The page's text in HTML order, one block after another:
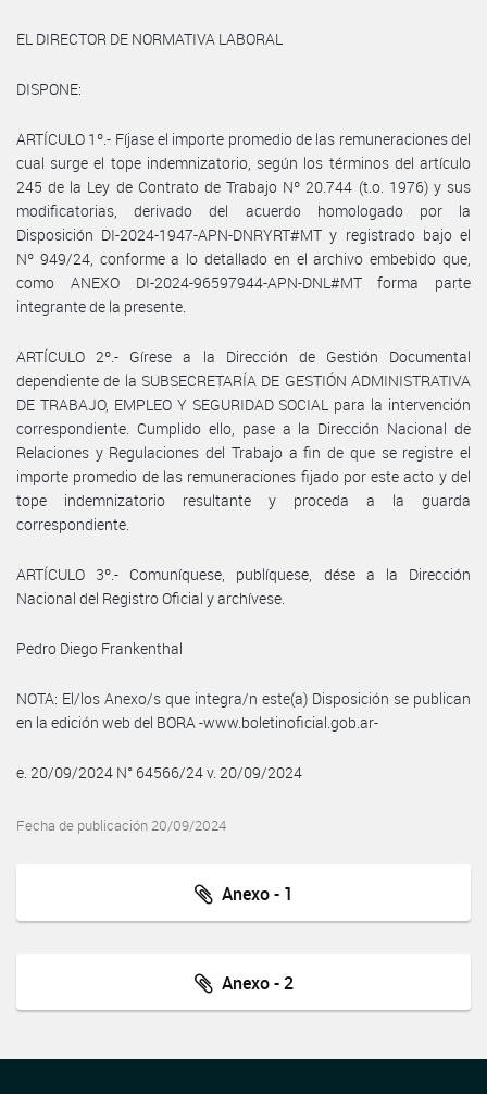
EL DIRECTOR DE NORMATIVA LABORAL
DISPONE:
ARTÍCULO 1º.- Fíjase el importe promedio de las remuneraciones del
cual surge el tope indemnizatorio, según los términos del artículo
245 de la Ley de Contrato de Trabajo Nº 20.744 (t.o. 1976) y sus
modificatorias, derivado del acuerdo homologado por la
Disposición DI-2024-1947-APN-DNRYRT#MT y registrado bajo el
Nº 949/24, conforme a lo detallado en el archivo embebido que,
como ANEXO DI-2024-96597944-APN-DNL#MT forma parte
integrante de la presente.
ARTÍCULO 2º.- Gírese a la Dirección de Gestión Documental
dependiente de la SUBSECRETARÍA DE GESTIÓN ADMINISTRATIVA
DE TRABAJO, EMPLEO Y SEGURIDAD SOCIAL para la intervención
correspondiente. Cumplido ello, pase a la Dirección Nacional de
Relaciones y Regulaciones del Trabajo a fin de que se registre el
importe promedio de las remuneraciones fijado por este acto y del
tope indemnizatorio resultante y proceda a la guarda
correspondiente.
ARTÍCULO 3º.- Comuníquese, publíquese, dése a la Dirección
Nacional del Registro Oficial y archívese.
Pedro Diego Frankenthal
NOTA: El/los Anexo/s que integra/n este(a) Disposición se publican
en la edición web del BORA -www.boletinoficial.gob.ar-
e. 20/09/2024 N° 64566/24 v. 20/09/2024
Fecha de publicación 20/09/2024
Anexo - 1
Anexo - 2